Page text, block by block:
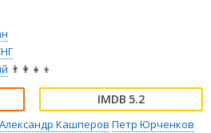
👨‍👩‍👧‍👦
5.2
Александр Кашперов Петр Юрченков